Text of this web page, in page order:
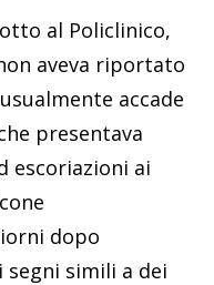
al Policlinico,
aveva riportato
accade
presentava
ai
dopo
segni simili a dei